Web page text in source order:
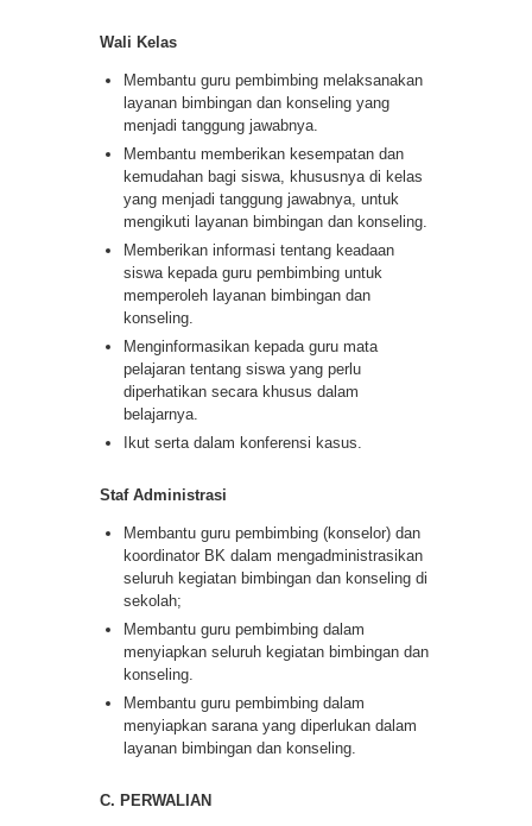
Wali Kelas
Membantu guru pembimbing melaksanakan
layanan bimbingan dan konseling yang
menjadi tanggung jawabnya.
Membantu memberikan kesempatan dan
kemudahan bagi siswa, khususnya di kelas
yang menjadi tanggung jawabnya, untuk
mengikuti layanan bimbingan dan konseling.
Memberikan informasi tentang keadaan
siswa kepada guru pembimbing untuk
memperoleh layanan bimbingan dan
konseling.
Menginformasikan kepada guru mata
pelajaran tentang siswa yang perlu
diperhatikan secara khusus dalam
belajarnya.
Ikut serta dalam konferensi kasus.
Staf Administrasi
Membantu guru pembimbing (konselor) dan
koordinator BK dalam mengadministrasikan
seluruh kegiatan bimbingan dan konseling di
sekolah;
Membantu guru pembimbing dalam
menyiapkan seluruh kegiatan bimbingan dan
konseling.
Membantu guru pembimbing dalam
menyiapkan sarana yang diperlukan dalam
layanan bimbingan dan konseling.
C. PERWALIAN